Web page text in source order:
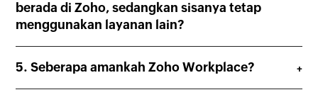
berada di Zoho, sedangkan sisanya tetap
menggunakan layanan lain?
Seberapa amankah Zoho Workplace?